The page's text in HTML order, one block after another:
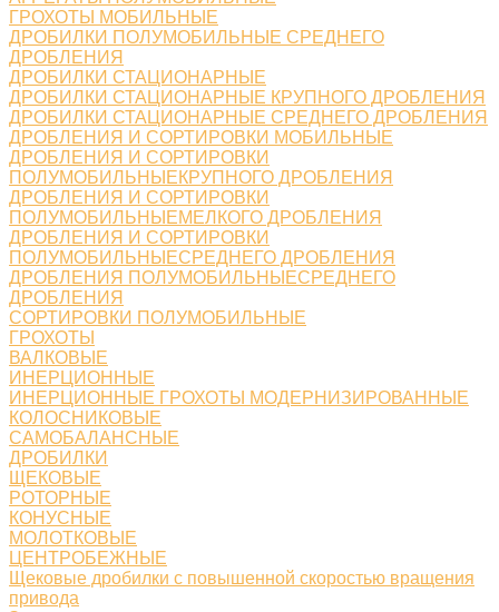
ГРОХОТЫ МОБИЛЬНЫЕ
ДРОБИЛКИ ПОЛУМОБИЛЬНЫЕ СРЕДНЕГО
ДРОБЛЕНИЯ
ДРОБИЛКИ СТАЦИОНАРНЫЕ
ДРОБИЛКИ СТАЦИОНАРНЫЕ КРУПНОГО ДРОБЛЕНИЯ
ДРОБИЛКИ СТАЦИОНАРНЫЕ СРЕДНЕГО ДРОБЛЕНИЯ
ДРОБЛЕНИЯ И СОРТИРОВКИ МОБИЛЬНЫЕ
ДРОБЛЕНИЯ И СОРТИРОВКИ
ПОЛУМОБИЛЬНЫЕКРУПНОГО ДРОБЛЕНИЯ
ДРОБЛЕНИЯ И СОРТИРОВКИ
ПОЛУМОБИЛЬНЫЕМЕЛКОГО ДРОБЛЕНИЯ
ДРОБЛЕНИЯ И СОРТИРОВКИ
ПОЛУМОБИЛЬНЫЕСРЕДНЕГО ДРОБЛЕНИЯ
ДРОБЛЕНИЯ ПОЛУМОБИЛЬНЫЕСРЕДНЕГО
ДРОБЛЕНИЯ
СОРТИРОВКИ ПОЛУМОБИЛЬНЫЕ
ГРОХОТЫ
ВАЛКОВЫЕ
ИНЕРЦИОННЫЕ
ИНЕРЦИОННЫЕ ГРОХОТЫ МОДЕРНИЗИРОВАННЫЕ
КОЛОСНИКОВЫЕ
САМОБАЛАНСНЫЕ
ДРОБИЛКИ
ЩЕКОВЫЕ
РОТОРНЫЕ
КОНУСНЫЕ
МОЛОТКОВЫЕ
ЦЕНТРОБЕЖНЫЕ
Щековые дробилки с повышенной скоростью вращения
привода